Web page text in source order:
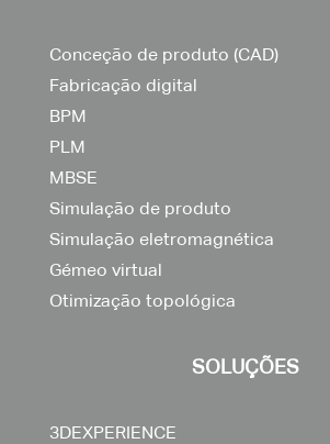
Conceção de produto (CAD)
Fabricação digital
BPM
PLM
MBSE
Simulação de produto
Simulação eletromagnética
Gémeo virtual
Otimização topológica
SOLUÇÕES
3DEXPERIENCE